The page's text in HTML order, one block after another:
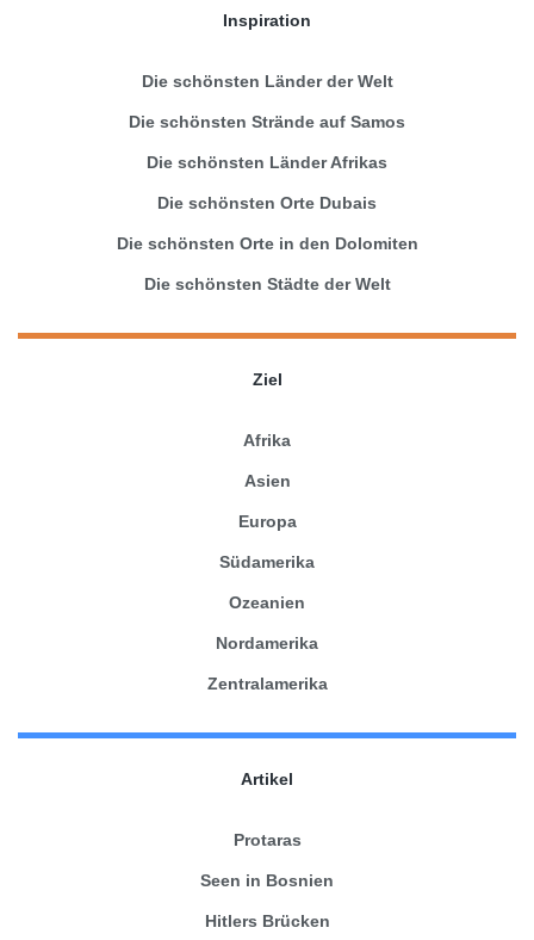
Inspiration
Die schönsten Länder der Welt
Die schönsten Strände auf Samos
Die schönsten Länder Afrikas
Die schönsten Orte Dubais
Die schönsten Orte in den Dolomiten
Die schönsten Städte der Welt
Ziel
Afrika
Asien
Europa
Südamerika
Ozeanien
Nordamerika
Zentralamerika
Artikel
Protaras
Seen in Bosnien
Hitlers Brücken